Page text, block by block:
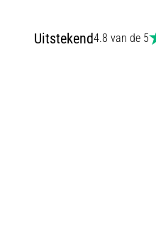
Uitstekend4.8 van de 5